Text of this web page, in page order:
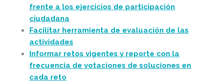
frente a los ejercicios de participación
ciudadana
Facilitar herramienta de evaluación de las
actividades
Informar retos vigentes y reporte con la
frecuencia de votaciones de soluciones en
cada reto